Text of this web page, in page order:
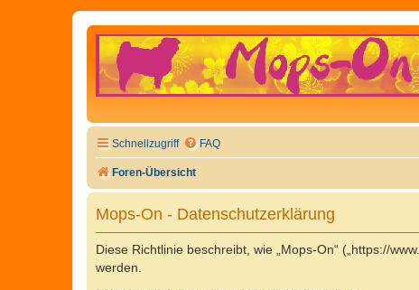
Schnellzugriff FAQ
Foren-Übersicht
Mops-On - Datenschutzerklärung
Diese Richtlinie beschreibt, wie „Mops-On“ („https://
werden.